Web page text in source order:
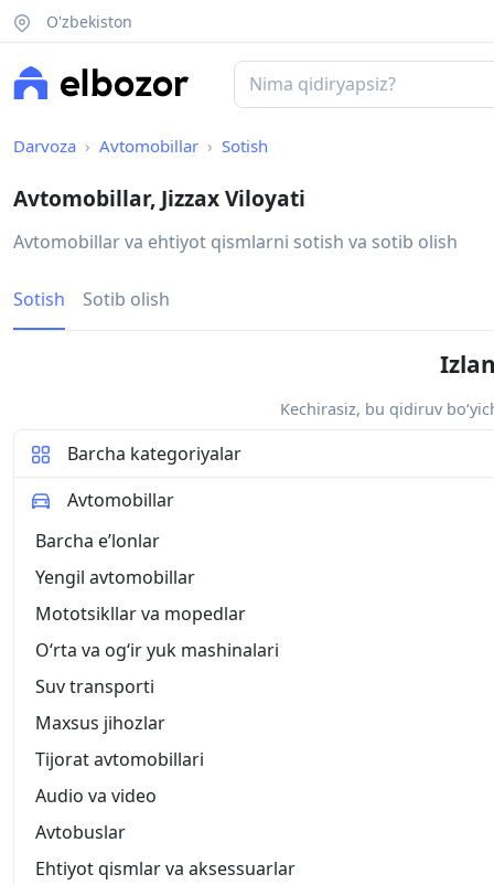
O'zbekiston
Darvoza Avtomobillar Sotish
Avtomobillar, Jizzax Viloyati
Avtomobillar va ehtiyot qismlarni sotish va sotib olish
Sotish Sotib olish
Kechirasiz, bu qidiruv
Barcha kategoriyalar
Avtomobillar
Barcha eʼlonlar
Yengil avtomobillar
Mototsikllar va mopedlar
O‘rta va og‘ir yuk mashinalari
Suv transporti
Maxsus jihozlar
Tijorat avtomobillari
Audio va video
Avtobuslar
Ehtiyot qismlar va aksessuarlar